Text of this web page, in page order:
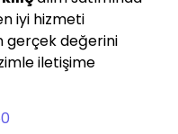
iyi hizmeti
gerçek değerini
iletişime